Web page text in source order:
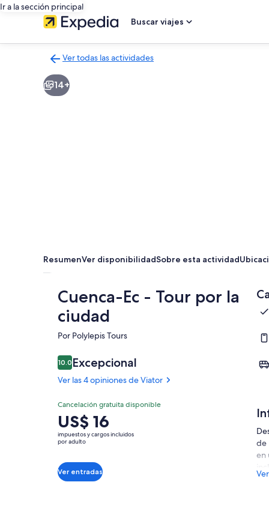
Ir a la sección principal
Buscar viajes
Ver todas las actividades
a
la
14+
ResumenVer disponibilidadSobre esta actividad
Cuenca-Ec - Tour por la
ciudad
Por Polylepis Tours
10.010.0 de 10
Excepcional
Ver las 4 opiniones de Viator
Cancelación gratuita disponible
El
precio
es
US$ 16.
por
US$ 16
impuestos y cargos incluidos
por adulto
Ver entradas
de
en